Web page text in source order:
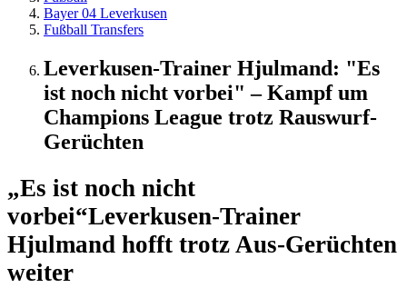
Bayer 04 Leverkusen
Fußball Transfers
Leverkusen-Trainer Hjulmand: "Es
ist noch nicht vorbei" – Kampf um
Champions League trotz Rauswurf-
Gerüchten
„Es ist noch nicht
vorbei“Leverkusen-Trainer
Hjulmand hofft trotz Aus-Gerüchten
weiter